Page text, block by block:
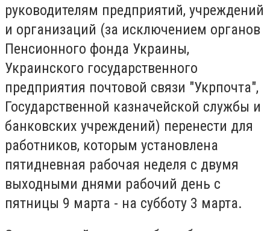
руководителям предприятий, учреждений
и организаций (за исключением органов
Пенсионного фонда Украины,
Украинского государственного
предприятия почтовой связи "Укрпочта",
Государственной казначейской службы и
банковских учреждений) перенести для
работников, которым установлена
пятидневная рабочая неделя с двумя
выходными днями рабочий день с
пятницы 9 марта - на субботу 3 марта.